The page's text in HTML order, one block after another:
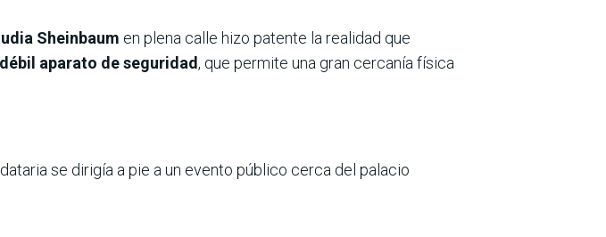
Sheinbaum en plena calle hizo patente la realidad que
aparato de seguridad, que permite una gran cercanía física
se dirigía a pie a un evento público cerca del palacio